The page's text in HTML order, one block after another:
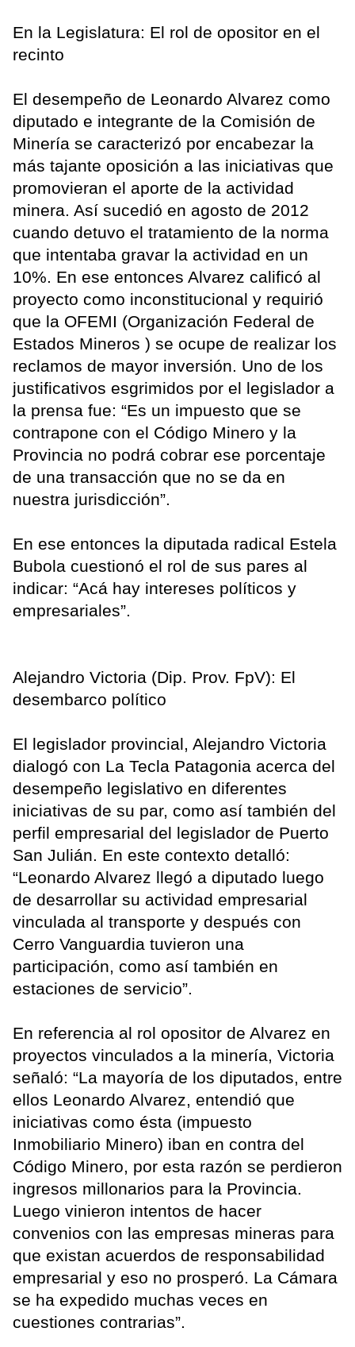
En la Legislatura: El rol de opositor en el
recinto
El desempeño de Leonardo Alvarez como
diputado e integrante de la Comisión de
Minería se caracterizó por encabezar la
más tajante oposición a las iniciativas que
promovieran el aporte de la actividad
minera. Así sucedió en agosto de 2012
cuando detuvo el tratamiento de la norma
que intentaba gravar la actividad en un
10%. En ese entonces Alvarez calificó al
proyecto como inconstitucional y requirió
que la OFEMI (Organización Federal de
Estados Mineros ) se ocupe de realizar los
reclamos de mayor inversión. Uno de los
justificativos esgrimidos por el legislador a
la prensa fue: “Es un impuesto que se
contrapone con el Código Minero y la
Provincia no podrá cobrar ese porcentaje
de una transacción que no se da en
nuestra jurisdicción”.
En ese entonces la diputada radical Estela
Bubola cuestionó el rol de sus pares al
indicar: “Acá hay intereses políticos y
empresariales”.
Alejandro Victoria (Dip. Prov. FpV): El
desembarco político
El legislador provincial, Alejandro Victoria
dialogó con La Tecla Patagonia acerca del
desempeño legislativo en diferentes
iniciativas de su par, como así también del
perfil empresarial del legislador de Puerto
San Julián. En este contexto detalló:
“Leonardo Alvarez llegó a diputado luego
de desarrollar su actividad empresarial
vinculada al transporte y después con
Cerro Vanguardia tuvieron una
participación, como así también en
estaciones de servicio”.
En referencia al rol opositor de Alvarez en
proyectos vinculados a la minería, Victoria
señaló: “La mayoría de los diputados, entre
ellos Leonardo Alvarez, entendió que
iniciativas como ésta (impuesto
Inmobiliario Minero) iban en contra del
Código Minero, por esta razón se perdieron
ingresos millonarios para la Provincia.
Luego vinieron intentos de hacer
convenios con las empresas mineras para
que existan acuerdos de responsabilidad
empresarial y eso no prosperó. La Cámara
se ha expedido muchas veces en
cuestiones contrarias”.